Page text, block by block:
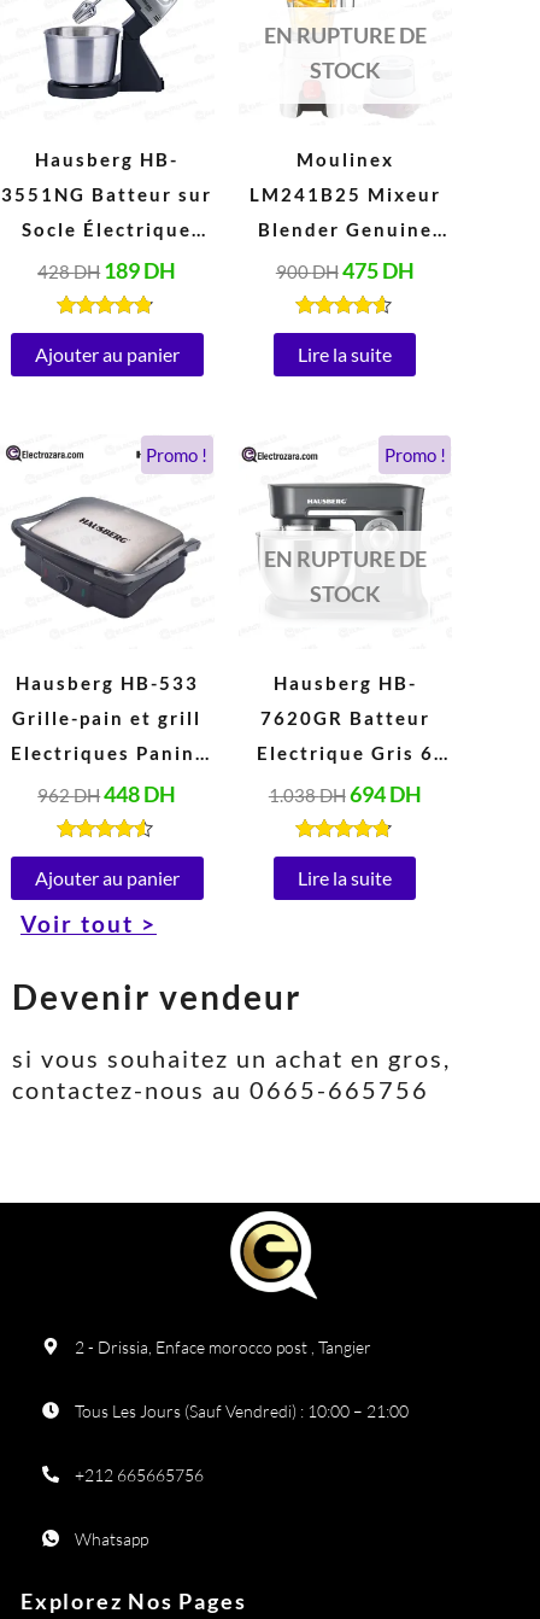
Hausberg HB-
3551NG Batteur sur
Socle Électrique
avec Bol 2 Litres
Inox (250W, 220V-
240V, 50/60Hz)
428DH
était :
428 DH.
189DH
est :
Note
4.67
sur 5
Ajouter au panier
EN RUPTURE DE
STOCK
Moulinex
LM241B25 Mixeur
Blender Genuine
1,75 Litres (500W,
220V, Blanc)
900DH
était :
900 DH.
475DH
475 DH.
Note
4.47
Lire la suite
Promo !
Hausberg HB-533
Grille-pain et grill
Electriques Panini
en acier Inoxydable
Peut ouvrir à 180°
(1850-2200W, 220-
240V)
962DH
prix
initial
était :
962 DH.
448DH
Le
prix
est :
448 DH.
Note
4.40
sur 5
Ajouter au panier
Promo !
EN RUPTURE DE
STOCK
Hausberg HB-
7620GR Batteur
Electrique Gris 6
Vitesses 5 Litres
(1000W)
1.038DH
prix
initial
était :
1.038 DH.
694DH
Le
prix
actuel
est :
694 DH.
Note
4.67
Lire la suite
Voir tout >
Devenir vendeur
si vous souhaitez un achat en gros,
contactez-nous au 0665-665756
2 - Drissia, Enface morocco post , Tangier
Tous Les Jours (Sauf Vendredi) : 10:00 – 21:00
+212 665665756
Whatsapp
Explorez Nos Pages